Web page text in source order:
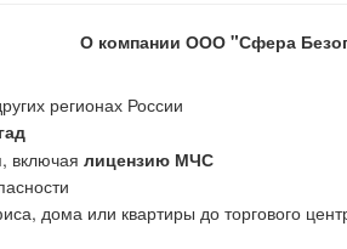
О компании ООО "Сфера
регионах России
включая лицензию МЧС
дома или квартиры до торгового